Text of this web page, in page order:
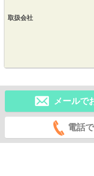
取扱会社
メールで
電話